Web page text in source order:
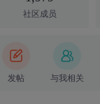
社区成员
发帖 与我相关